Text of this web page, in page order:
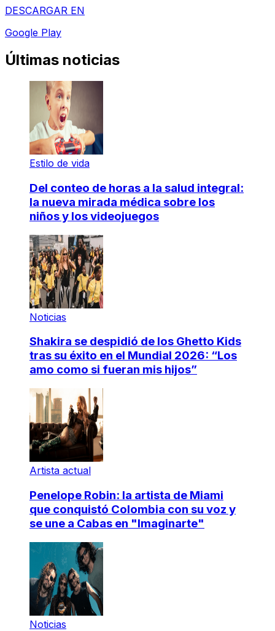
DESCARGAR EN
Google Play
Últimas noticias
Estilo de vida
Del conteo de horas a la salud integral:
la nueva mirada médica sobre los
niños y los videojuegos
Noticias
Shakira se despidió de los Ghetto Kids
tras su éxito en el Mundial 2026: “Los
amo como si fueran mis hijos”
Artista actual
Penelope Robin: la artista de Miami
que conquistó Colombia con su voz y
se une a Cabas en "Imaginarte"
Noticias